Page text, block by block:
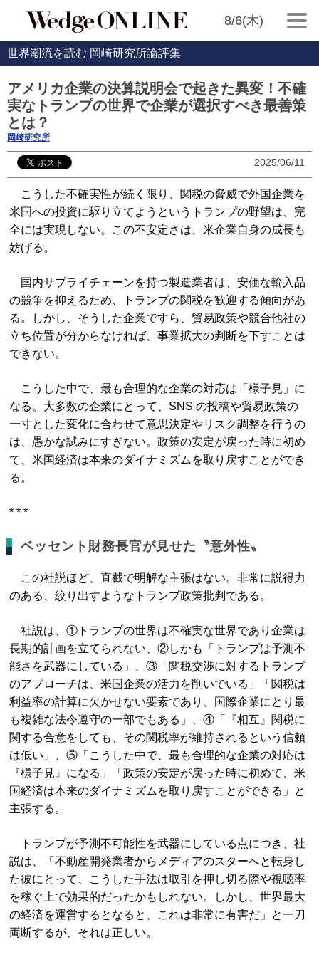
8/6(木)
世界潮流を読む 岡崎研究所論評集
アメリカ企業の決算説明会で起きた異変！不確
実なトランプの世界で企業が選択すべき最善策
とは？
岡崎研究所
2025/06/11
こうした不確実性が続く限り、関税の脅威で外国企業を
米国への投資に駆り立てようというトランプの野望は、完
全には実現しない。この不安定さは、米企業自身の成長も
妨げる。
国内サプライチェーンを持つ製造業者は、安価な輸入品
の競争を抑えるため、トランプの関税を歓迎する傾向があ
る。しかし、そうした企業ですら、貿易政策や競合他社の
立ち位置が分からなければ、事業拡大の判断を下すことは
できない。
こうした中で、最も合理的な企業の対応は「様子見」に
なる。大多数の企業にとって、SNS の投稿や貿易政策の
一寸とした変化に合わせて意思決定やリスク調整を行うの
は、愚かな試みにすぎない。政策の安定が戻った時に初め
て、米国経済は本来のダイナミズムを取り戻すことができ
る。
* * *
ベッセント財務長官が見せた〝意外性〟
この社説ほど、直截で明解な主張はない。非常に説得力
のある、絞り出すようなトランプ政策批判である。
社説は、①トランプの世界は不確実な世界であり企業は
長期的計画を立てられない、②しかも「トランプは予測不
能さを武器にしている」、③「関税交渉に対するトランプ
のアプローチは、米国企業の活力を削いでいる」「関税は
利益率の計算に欠かせない要素であり、国際企業にとり最
も複雑な法令遵守の一部でもある」、④「『相互』関税に
関する合意をしても、その関税率が維持されるという信頼
は低い」、⑤「こうした中で、最も合理的な企業の対応は
『様子見』になる」「政策の安定が戻った時に初めて、米
国経済は本来のダイナミズムを取り戻すことができる」と
主張する。
トランプが予測不可能性を武器にしている点につき、社
説は、「不動産開発業者からメディアのスターへと転身し
た彼にとって、こうした手法は取引を押し切る際や視聴率
を稼ぐ上で効果的だったかもしれない。しかし、世界最大
の経済を運営するとなると、これは非常に有害だ」と一刀
両断するが、それは正しい。